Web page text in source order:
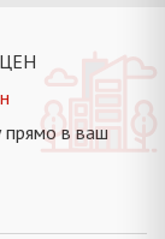
прямо в ваш